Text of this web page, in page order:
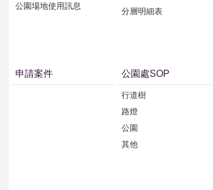
公園場地使用訊息
分層明細表
申請案件 公園處SOP
行道樹
路燈
公園
其他